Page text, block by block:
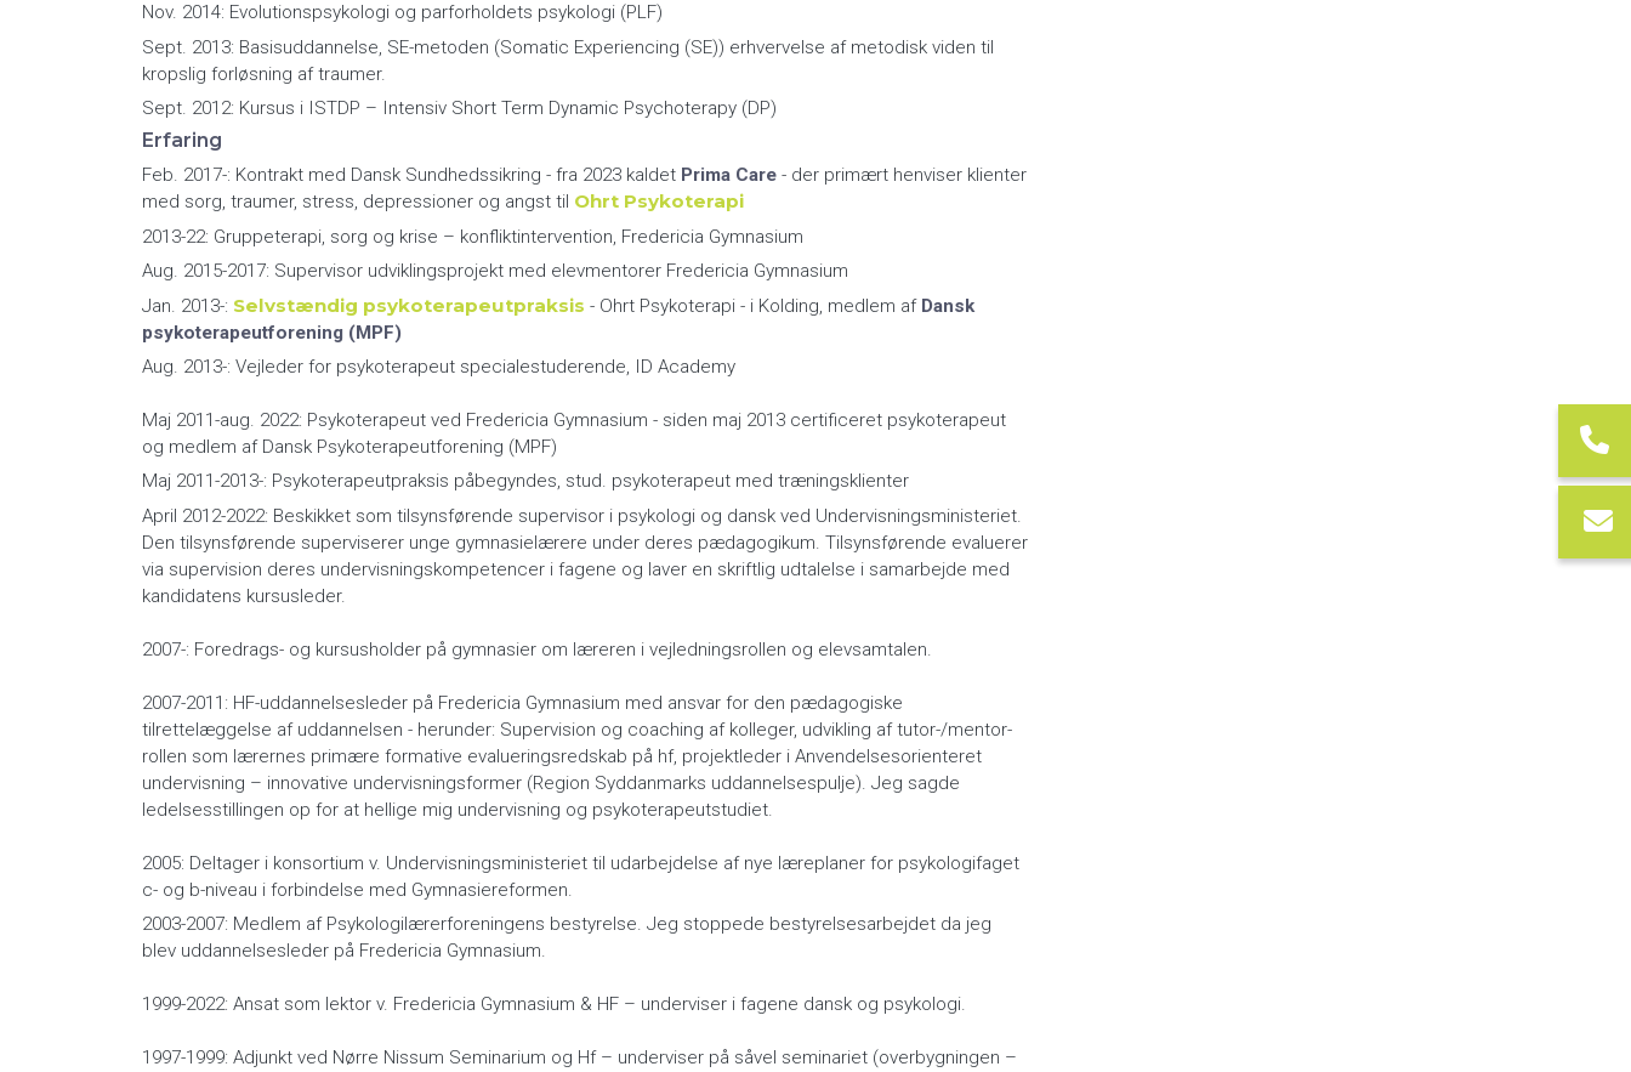
Nov. 2014: Evolutionspsykologi og parforholdets psykologi (PLF)
Sept. 2013: Basisuddannelse, SE-metoden (Somatic Experiencing (SE)) erhvervelse af metodisk viden til
kropslig forløsning af traumer.
Sept. 2012: Kursus i ISTDP – Intensiv Short Term Dynamic Psychoterapy (DP)
Erfaring
Feb. 2017-: Kontrakt med Dansk Sundhedssikring - fra 2023 kaldet Prima Care - der primært henviser klienter
med sorg, traumer, stress, depressioner og angst til Ohrt Psykoterapi
2013-22: Gruppeterapi, sorg og krise – konfliktintervention, Fredericia Gymnasium
Aug. 2015-2017: Supervisor udviklingsprojekt med elevmentorer Fredericia Gymnasium
Jan. 2013-: Selvstændig psykoterapeutpraksis - Ohrt Psykoterapi - i Kolding, medlem af Dansk
psykoterapeutforening (MPF)
Aug. 2013-: Vejleder for psykoterapeut specialestuderende, ID Academy
Maj 2011-aug. 2022: Psykoterapeut ved Fredericia Gymnasium - siden maj 2013 certificeret psykoterapeut
og medlem af Dansk Psykoterapeutforening (MPF)
Maj 2011-2013-: Psykoterapeutpraksis påbegyndes, stud. psykoterapeut med træningsklienter
April 2012-2022: Beskikket som tilsynsførende supervisor i psykologi og dansk ved Undervisningsministeriet.
Den tilsynsførende superviserer unge gymnasielærere under deres pædagogikum. Tilsynsførende evaluerer
via supervision deres undervisningskompetencer i fagene og laver en skriftlig udtalelse i samarbejde med
kandidatens kursusleder.
2007-: Foredrags- og kursusholder på gymnasier om læreren i vejledningsrollen og elevsamtalen.
2007-2011: HF-uddannelsesleder på Fredericia Gymnasium med ansvar for den pædagogiske
tilrettelæggelse af uddannelsen - herunder: Supervision og coaching af kolleger, udvikling af tutor-/mentor-
rollen som lærernes primære formative evalueringsredskab på hf, projektleder i Anvendelsesorienteret
undervisning – innovative undervisningsformer (Region Syddanmarks uddannelsespulje). Jeg sagde
ledelsesstillingen op for at hellige mig undervisning og psykoterapeutstudiet.
2005: Deltager i konsortium v. Undervisningsministeriet til udarbejdelse af nye læreplaner for psykologifaget
c- og b-niveau i forbindelse med Gymnasiereformen.
2003-2007: Medlem af Psykologilærerforeningens bestyrelse. Jeg stoppede bestyrelsesarbejdet da jeg
blev uddannelsesleder på Fredericia Gymnasium.
1999-2022: Ansat som lektor v. Fredericia Gymnasium & HF – underviser i fagene dansk og psykologi.
1997-1999: Adjunkt ved Nørre Nissum Seminarium og Hf – underviser på såvel seminariet (overbygningen –